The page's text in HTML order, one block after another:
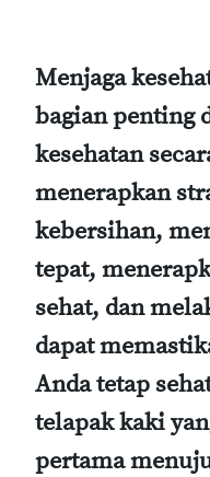
Menjaga
bagian penting
kesehatan
menerapkan
kebersihan,
tepat,
sehat, dan
dapat
Anda tetap
telapak kaki
pertama